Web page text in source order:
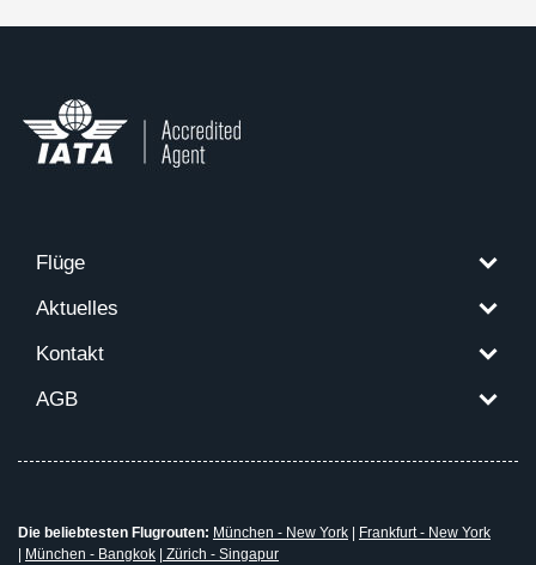
Flüge
Aktuelles
Kontakt
AGB
Die beliebtesten Flugrouten: München - New York | Frankfurt - New York
| München - Bangkok | Zürich - Singapur